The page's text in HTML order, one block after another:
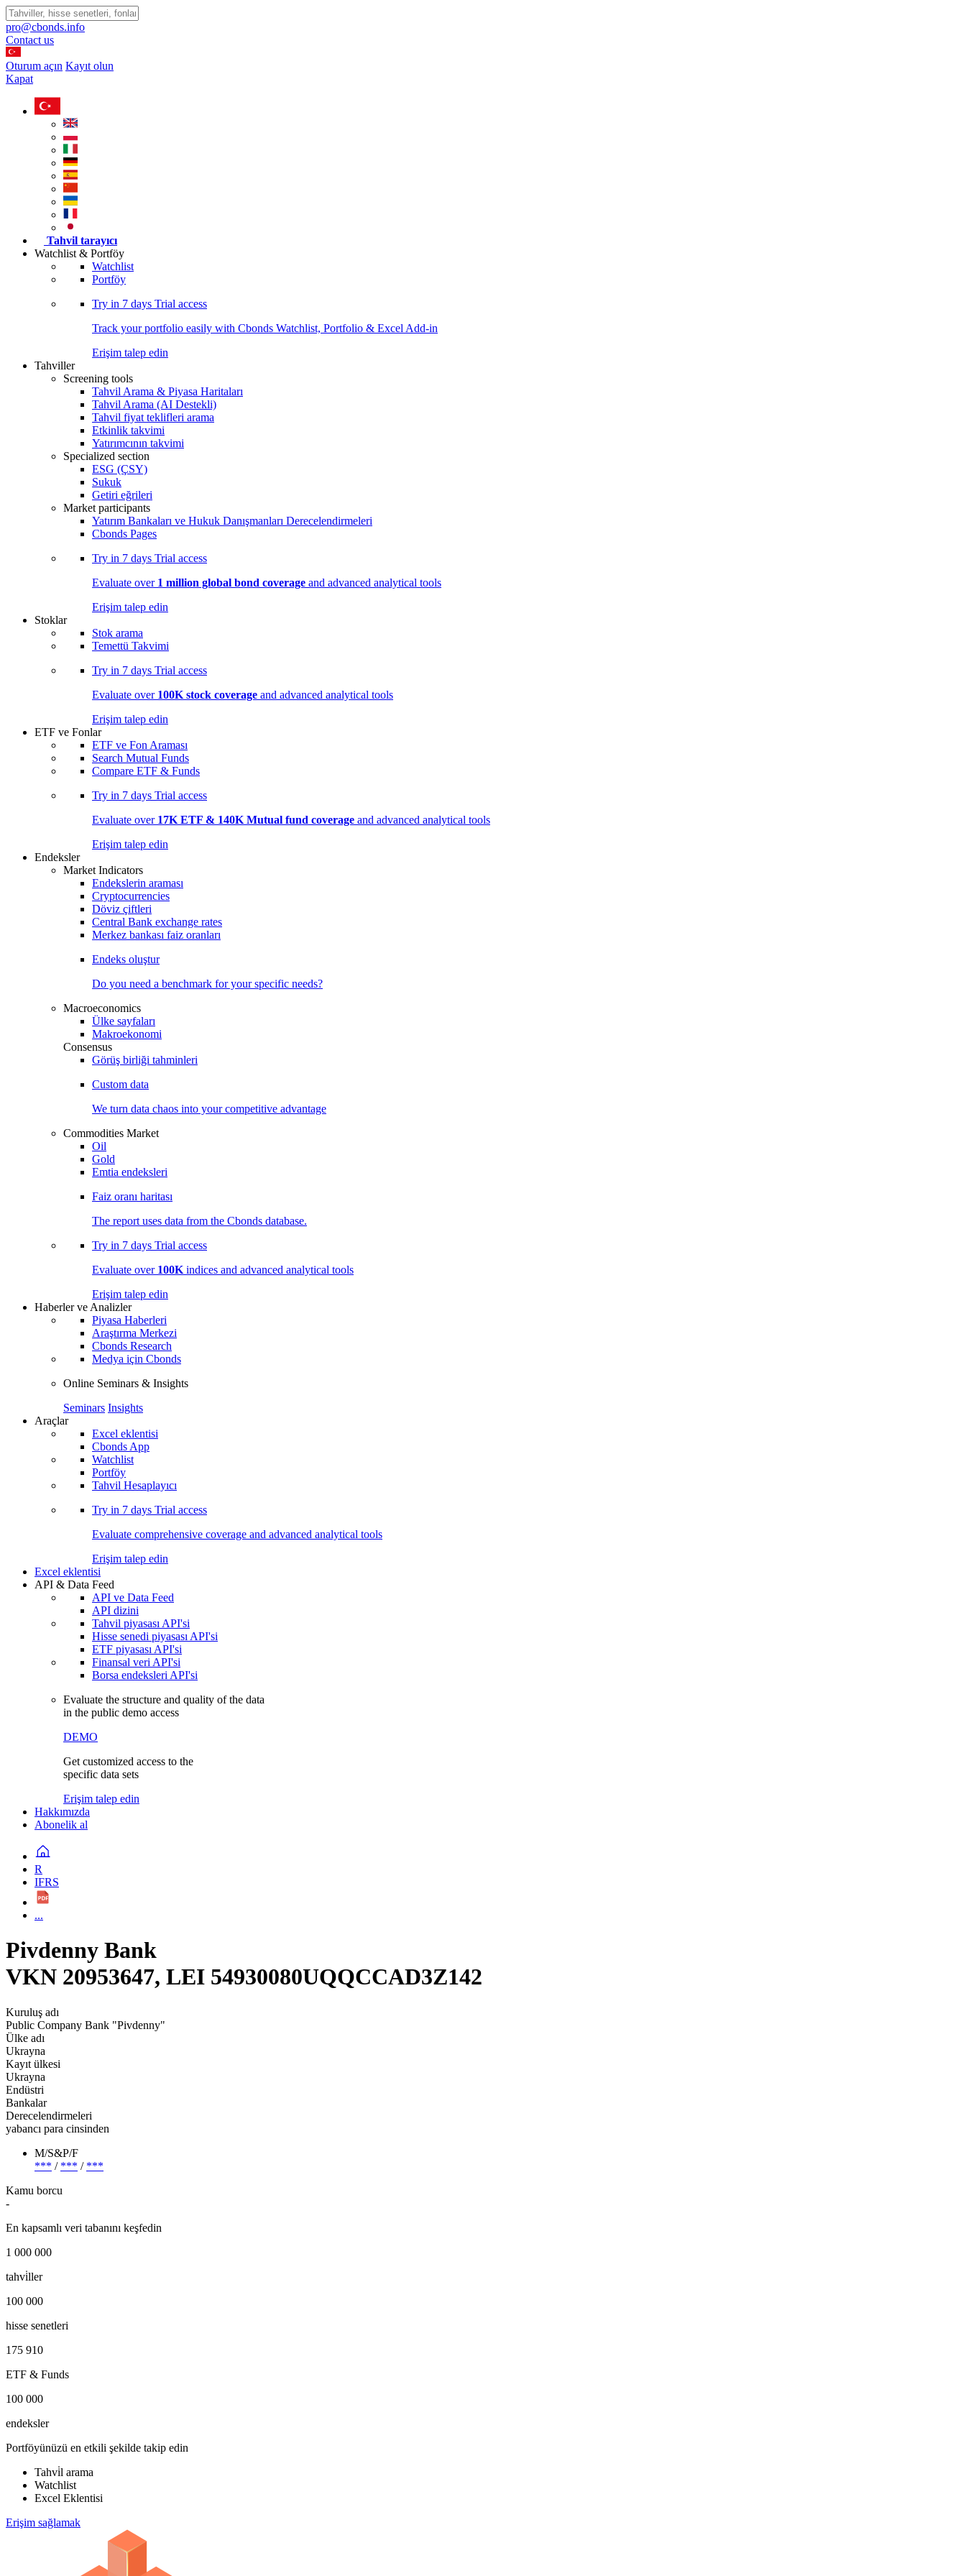
pro@cbonds.info
Contact us
Oturum açın Kayıt olun
Kapat
Tahvil tarayıcı
Watchlist & Portföy
Watchlist
Portföy
Try in 7 days Trial access
Track your portfolio easily with Cbonds Watchlist, Portfolio & Excel Add-in
Erişim talep edin
Tahviller
Screening tools
Tahvil Arama & Piyasa Haritaları
Tahvil Arama (AI Destekli)
Tahvil fiyat teklifleri arama
Etkinlik takvimi
Yatırımcının takvimi
Specialized section
ESG (ÇSY)
Sukuk
Getiri eğrileri
Market participants
Yatırım Bankaları ve Hukuk Danışmanları Derecelendirmeleri
Cbonds Pages
Try in 7 days Trial access
Evaluate over 1 million global bond coverage and advanced analytical tools
Erişim talep edin
Stoklar
Stok arama
Temettü Takvimi
Try in 7 days Trial access
Evaluate over 100K stock coverage and advanced analytical tools
Erişim talep edin
ETF ve Fonlar
ETF ve Fon Araması
Search Mutual Funds
Compare ETF & Funds
Try in 7 days Trial access
Evaluate over 17K ETF & 140K Mutual fund coverage and advanced analytical tools
Erişim talep edin
Endeksler
Market Indicators
Endekslerin araması
Cryptocurrencies
Döviz çiftleri
Central Bank exchange rates
Merkez bankası faiz oranları
Endeks oluştur
Do you need a benchmark for your specific needs?
Macroeconomics
Ülke sayfaları
Makroekonomi
Consensus
Görüş birliği tahminleri
Custom data
We turn data chaos into your competitive advantage
Commodities Market
Oil
Gold
Emtia endeksleri
Faiz oranı haritası
The report uses data from the Cbonds database.
Try in 7 days Trial access
Evaluate over 100K indices and advanced analytical tools
Erişim talep edin
Haberler ve Analizler
Piyasa Haberleri
Araştırma Merkezi
Cbonds Research
Medya için Cbonds
Online Seminars & Insights
Seminars Insights
Araçlar
Excel eklentisi
Cbonds App
Watchlist
Portföy
Tahvil Hesaplayıcı
Try in 7 days Trial access
Evaluate comprehensive coverage and advanced analytical tools
Erişim talep edin
Excel eklentisi
API & Data Feed
API ve Data Feed
API dizini
Tahvil piyasası API'si
Hisse senedi piyasası API'si
ETF piyasası API'si
Finansal veri API'si
Borsa endeksleri API'si
Evaluate the structure and quality of the data
in the public demo access
DEMO
Get customized access to the
specific data sets
Erişim talep edin
Hakkımızda
Abonelik al
R
IFRS
...
Pivdenny Bank
VKN 20953647, LEI 54930080UQQCCAD3Z142
Kuruluş adı
Public Company Bank "Pivdenny"
Ülke adı
Ukrayna
Kayıt ülkesi
Ukrayna
Endüstri
Bankalar
Derecelendirmeleri
yabancı para cinsinden
M/S&P/F
*** / *** / ***
Kamu borcu
-
En kapsamlı veri tabanını keşfedin
1 000 000
tahvi̇ller
100 000
hisse senetleri
175 910
ETF & Funds
100 000
endeksler
Portföyünüzü en etkili şekilde takip edin
Tahvi̇l arama
Watchlist
Excel Eklentisi
Erişim sağlamak